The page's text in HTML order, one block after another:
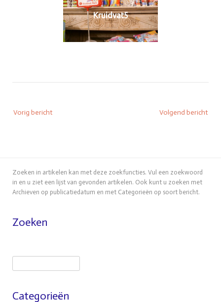
Kruidvat5
navigatie
Vorig bericht Volgend bericht
Zoeken in artikelen kan met deze zoekfuncties. Vul een zoekwoord
in en u ziet een lijst van gevonden artikelen. Ook kunt u zoeken met
Archieven op publicatiedatum en met Categorieën op soort bericht.
Zoeken
Categorieën